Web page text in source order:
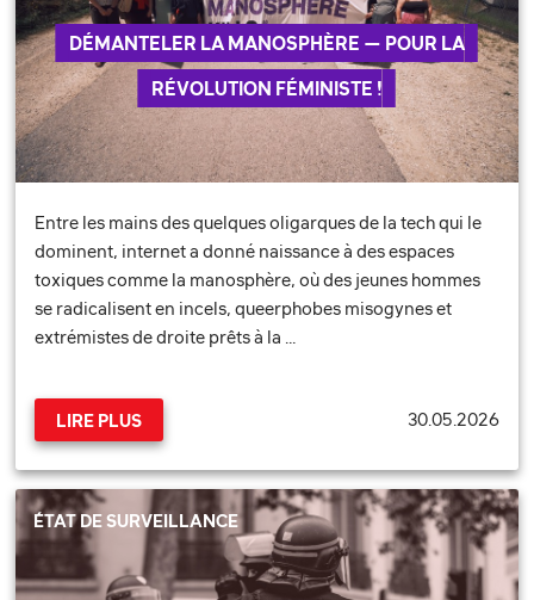
DÉMANTELER LA MANOSPHÈRE — POUR LA
RÉVOLUTION FÉMINISTE !
Entre les mains des quelques oligarques de la tech qui le
dominent, internet a donné naissance à des espaces
toxiques comme la manosphère, où des jeunes hommes
se radicalisent en incels, queerphobes misogynes et
extrémistes de droite prêts à la …
LIRE PLUS 30.05.2026
ÉTAT DE SURVEILLANCE